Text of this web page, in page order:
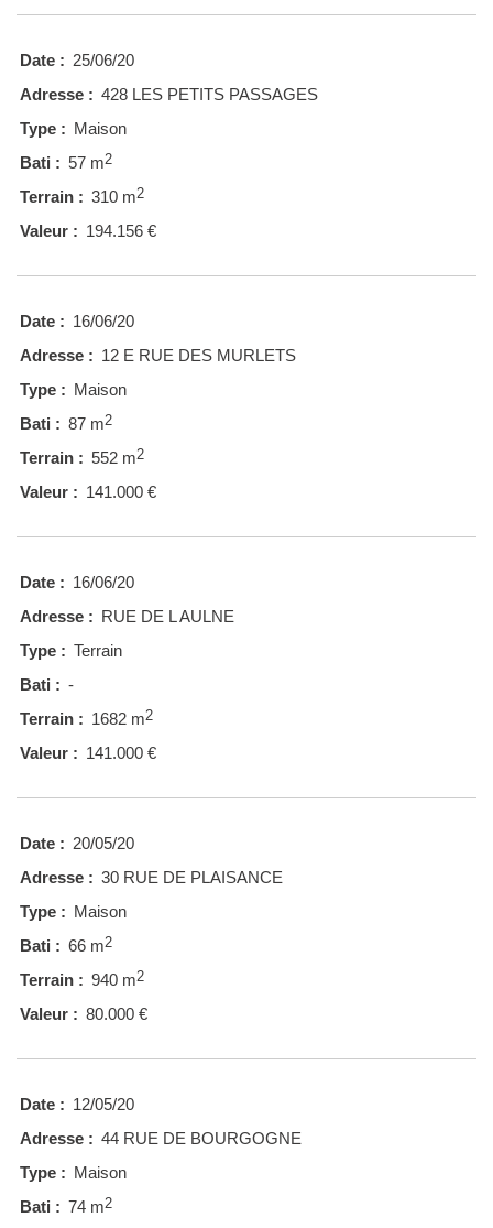
Date : 25/06/20
Adresse : 428 LES PETITS PASSAGES
Type : Maison
Bati : 57 m2
Terrain : 310 m2
Valeur : 194.156 €
Date : 16/06/20
Adresse : 12 E RUE DES MURLETS
Type : Maison
Bati : 87 m2
Terrain : 552 m2
Valeur : 141.000 €
Date : 16/06/20
Adresse : RUE DE L AULNE
Type : Terrain
Bati : -
Terrain : 1682 m2
Valeur : 141.000 €
Date : 20/05/20
Adresse : 30 RUE DE PLAISANCE
Type : Maison
Bati : 66 m2
Terrain : 940 m2
Valeur : 80.000 €
Date : 12/05/20
Adresse : 44 RUE DE BOURGOGNE
Type : Maison
Bati : 74 m2